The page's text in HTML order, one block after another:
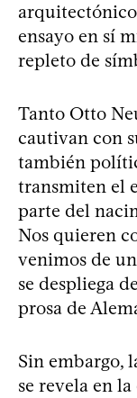
ensayo en sí
repleto de
Tanto Otto
cautivan con
también
transmiten el
parte del
Nos quieren
venimos de
se despliega
prosa de
Sin embargo,
se revela en